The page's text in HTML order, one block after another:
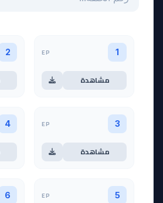
1
EP
مشاهدة
2
3
EP
مشاهدة
4
5
EP
6